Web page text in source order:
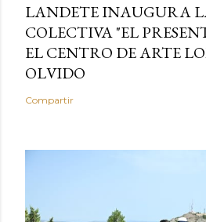
LANDETE INAUGURA
COLECTIVA "EL
EL CENTRO DE ARTE
OLVIDO
Compartir